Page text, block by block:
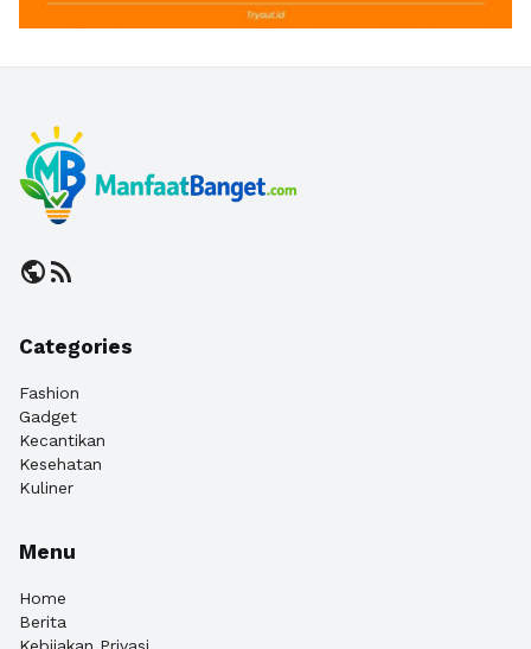
publicrss_feed
Categories
Fashion
Gadget
Kecantikan
Kesehatan
Kuliner
Menu
Home
Berita